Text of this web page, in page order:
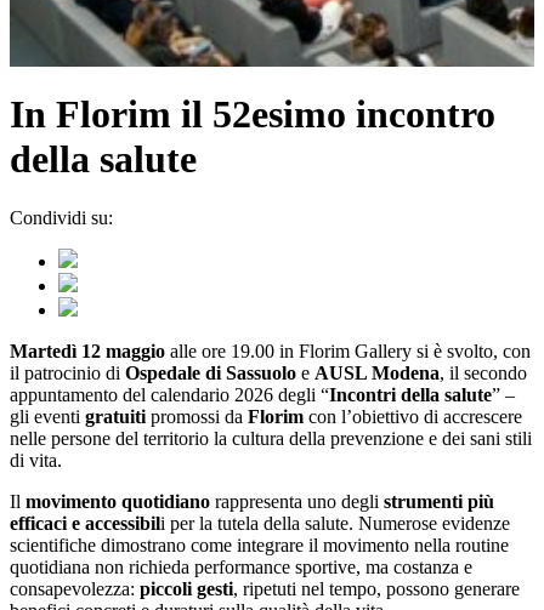
In Florim il 52esimo incontro
della salute
Condividi su:
Martedì 12 maggio alle ore 19.00 in Florim Gallery si è svolto, con
il patrocinio di Ospedale di Sassuolo e AUSL Modena, il secondo
appuntamento del calendario 2026 degli “Incontri della salute” –
gli eventi gratuitipromossi da Florim con l’obiettivo di accrescere
nelle persone del territorio la cultura della prevenzione e dei sani stili
di vita.
Il movimento quotidiano rappresenta uno degli strumenti più
efficaci e accessibili per la tutela della salute. Numerose evidenze
scientifiche dimostrano come integrare il movimento nella routine
quotidiana non richieda performance sportive, ma costanza e
consapevolezza: piccoli gesti, ripetuti nel tempo, possono generare